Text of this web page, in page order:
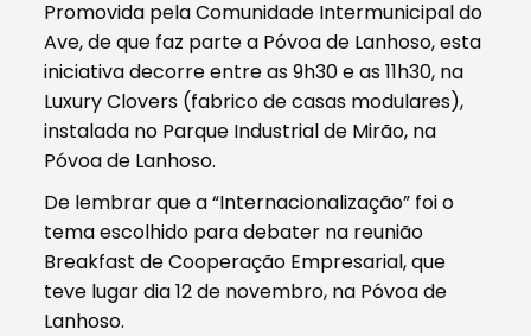
Promovida pela Comunidade Intermunicipal do
Ave, de que faz parte a Póvoa de Lanhoso, esta
iniciativa decorre entre as 9h30 e as 11h30, na
Luxury Clovers (fabrico de casas modulares),
instalada no Parque Industrial de Mirão, na
Póvoa de Lanhoso.
De lembrar que a “Internacionalização” foi o
tema escolhido para debater na reunião
Breakfast de Cooperação Empresarial, que
teve lugar dia 12 de novembro, na Póvoa de
Lanhoso.